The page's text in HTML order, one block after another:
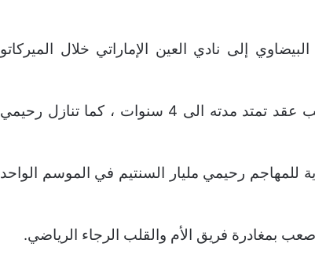
إلى نادي العين الإماراتي خلال الميركاتو
وارتبط رحيمي مع الفريق الإماراتي بموجب عقد تمتد مدته الى 4 سنوات ، كما تنازل رحيمي
للمهاجم رحيمي مليار السنتيم في الموسم الواحد
فريق الأم والقلب الرجاء الرياضي.